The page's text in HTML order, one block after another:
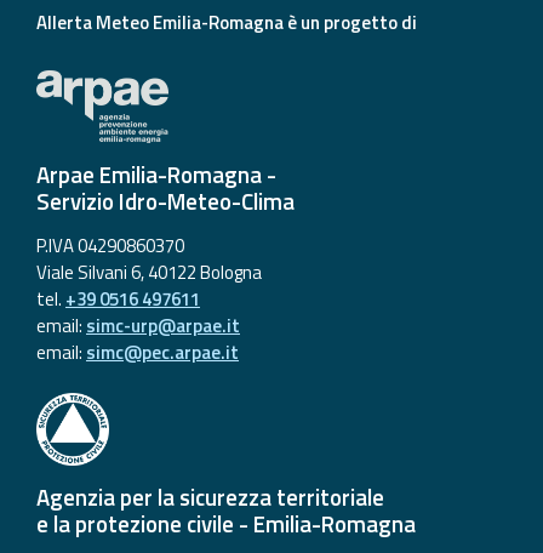
Allerta Meteo Emilia-Romagna è un progetto di
Arpae Emilia-Romagna -
Servizio Idro-Meteo-Clima
P.IVA 04290860370
Viale Silvani 6, 40122 Bologna
tel. +39 0516 497611
email: simc-urp@arpae.it
email: simc@pec.arpae.it
Agenzia per la sicurezza territoriale
e la protezione civile - Emilia-Romagna